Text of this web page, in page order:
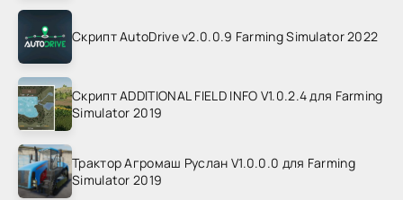
Скрипт AutoDrive v2.0.0.9 Farming Simulator 2022
Скрипт ADDITIONAL FIELD INFO V1.0.2.4 для Farming
Simulator 2019
Трактор Агромаш Руслан V1.0.0.0 для Farming
Simulator 2019